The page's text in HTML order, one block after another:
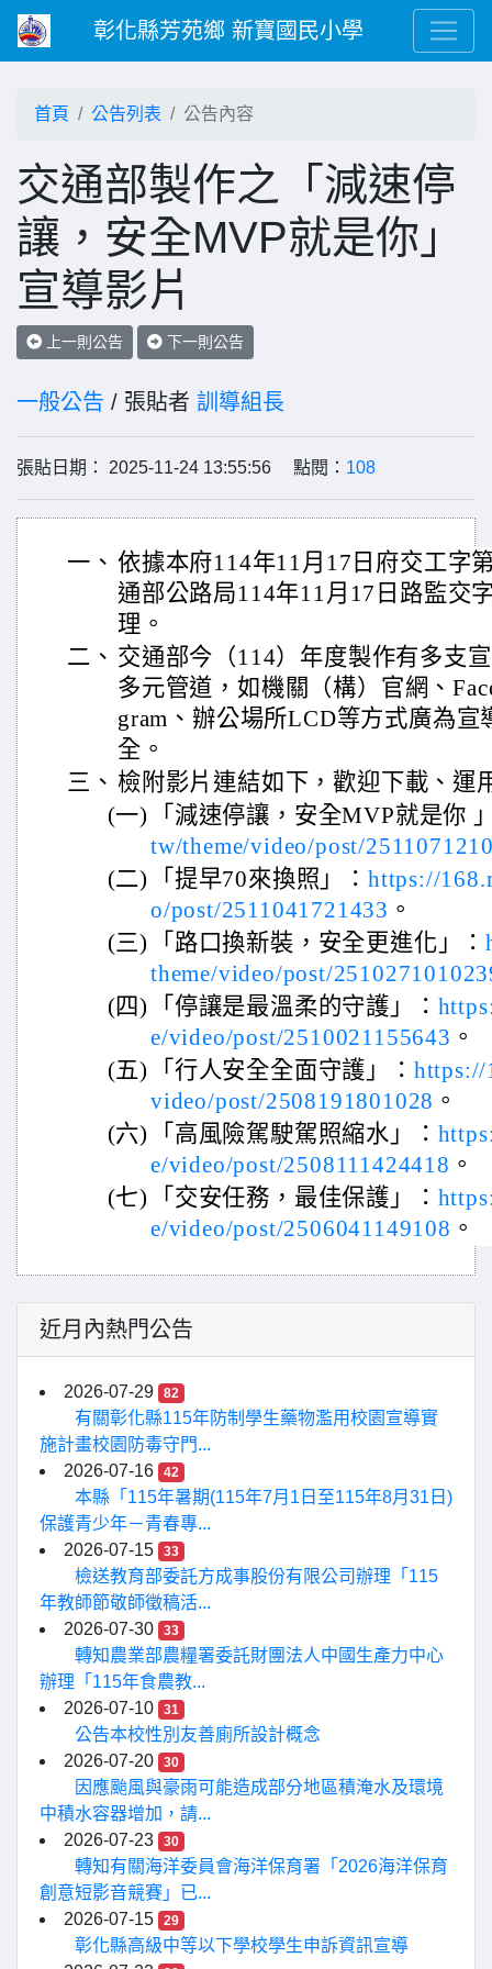
彰化縣芳苑鄉 新寶國民小學
首頁 公告列表 公告內容
交通部製作之「減速停
讓，安全MVP就是你」
宣導影片
上一則公告 下一則公告
一般公告 / 張貼者 訓導組長
張貼日期： 2025-11-24 13:55:56 點閱： 108
一、 依據本府114年11月17日府交工字
通部公路局114年11月17日路監交
理。
二、 交通部今（114）年度製作有多支
多元管道，如機關（構）官網、
gram、辦公場所LCD等方式廣為
全。
三、 檢附影片連結如下，歡迎下載、運
(一)
「減速停讓，安全MVP就是你
tw/theme/video/post/
(二)
「提早70來換照」： https://
o/post/2511041721433 。
(三)
「路口換新裝，安全更進化」：
theme/video/post/
(四)
「停讓是最溫柔的守護」：
e/video/post/2510021155643 。
(五)
「行人安全全面守護」： https://
video/post/2508191801028 。
(六)
「高風險駕駛駕照縮水」：
e/video/post/2508111424418 。
(七)
「交安任務，最佳保護」：
e/video/post/2506041149108 。
近月內熱門公告
2026-07-29 82
有關彰化縣115年防制學生藥物濫用校園宣導實
施計畫校園防毒守門...
2026-07-16
42
本縣「115年暑期(115年7月1日至115年8月31日)
保護青少年－青春專...
2026-07-15
33
檢送教育部委託方成事股份有限公司辦理「115
年教師節敬師徵稿活...
2026-07-30
33
轉知農業部農糧署委託財團法人中國生產力中心
辦理「115年食農教...
2026-07-10
31
公告本校性別友善廁所設計概念
2026-07-20
30
因應颱風與豪雨可能造成部分地區積淹水及環境
中積水容器增加，請...
2026-07-23
30
轉知有關海洋委員會海洋保育署「2026海洋保育
創意短影音競賽」已...
2026-07-15
29
彰化縣高級中等以下學校學生申訴資訊宣導